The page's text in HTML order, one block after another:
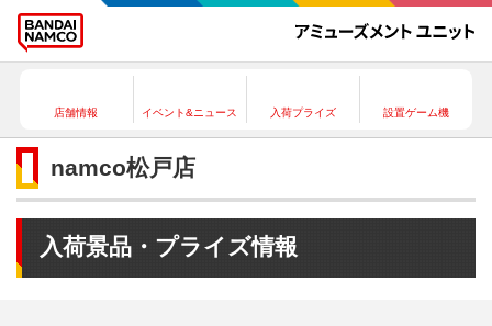
店舗情報 イベント&ニュース 入荷プライズ 設置ゲーム機
namco松戸店
入荷景品・プライズ情報